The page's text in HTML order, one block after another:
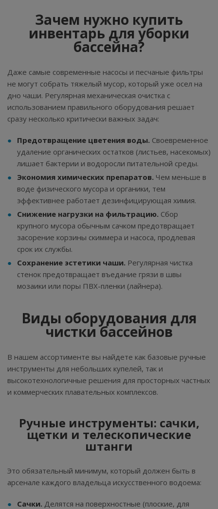
Зачем нужно купить
инвентарь для уборки
бассейна?
Даже самые современные насосы и песчаные фильтры
не могут собрать тяжелый мусор, который уже осел на
дно чаши. Регулярная механическая очистка с
использованием правильного оборудования решает
сразу несколько критически важных задач:
Предотвращение цветения воды. Своевременное
удаление органических остатков (листьев, насекомых)
лишает бактерии и водоросли питательной среды.
Экономия химических препаратов. Чем меньше в
воде физического мусора и органики, тем
эффективнее работает дезинфицирующая химия.
Снижение нагрузки на фильтрацию. Сбор
крупного мусора обычным сачком предотвращает
засорение корзины скиммера и насоса, продлевая
срок их службы.
Сохранение эстетики чаши. Регулярная чистка
стенок предотвращает въедание грязи в швы
мозаики или поры ПВХ-пленки (лайнера).
Виды оборудования для
чистки бассейнов
В нашем ассортименте вы найдете как базовые ручные
инструменты для небольших купелей, так и
высокотехнологичные решения для просторных частных
и коммерческих плавательных комплексов.
Ручные инструменты: сачки,
щетки и телескопические
штанги
Это обязательный минимум, который должен быть в
арсенале каждого владельца искусственного водоема:
Сачки. Делятся на поверхностные (плоские, для